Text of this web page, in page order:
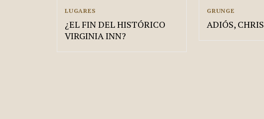
LUGARES
¿EL FIN DEL HISTÓRICO
VIRGINIA INN?
GRUNGE
ADIÓS, CHRIS